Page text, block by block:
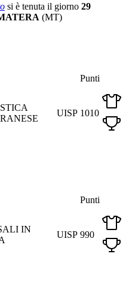
si è tenuta il giorno 29
(MT)
Punti
UISP 1010
Punti
IN
UISP 990